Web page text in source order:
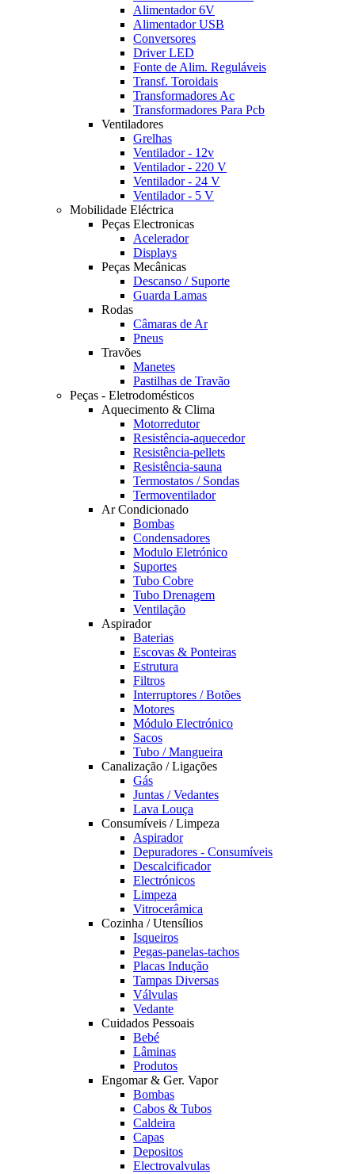
Alimentador 6V
Alimentador USB
Conversores
Driver LED
Fonte de Alim. Reguláveis
Transf. Toroidais
Transformadores Ac
Transformadores Para Pcb
Ventiladores
Grelhas
Ventilador - 12v
Ventilador - 220 V
Ventilador - 24 V
Ventilador - 5 V
Mobilidade Eléctrica
Peças Electronicas
Acelerador
Displays
Peças Mecânicas
Descanso / Suporte
Guarda Lamas
Rodas
Câmaras de Ar
Pneus
Travões
Manetes
Pastilhas de Travão
Peças - Eletrodomésticos
Aquecimento & Clima
Motorredutor
Resistência-aquecedor
Resistência-pellets
Resistência-sauna
Termostatos / Sondas
Termoventilador
Ar Condicionado
Bombas
Condensadores
Modulo Eletrónico
Suportes
Tubo Cobre
Tubo Drenagem
Ventilação
Aspirador
Baterias
Escovas & Ponteiras
Estrutura
Filtros
Interruptores / Botões
Motores
Módulo Electrónico
Sacos
Tubo / Mangueira
Canalização / Ligações
Gás
Juntas / Vedantes
Lava Louça
Consumíveis / Limpeza
Aspirador
Depuradores - Consumíveis
Descalcificador
Electrónicos
Limpeza
Vitrocerâmica
Cozinha / Utensílios
Isqueiros
Pegas-panelas-tachos
Placas Indução
Tampas Diversas
Válvulas
Vedante
Cuidados Pessoais
Bebé
Lâminas
Produtos
Engomar & Ger. Vapor
Bombas
Cabos & Tubos
Caldeira
Capas
Depositos
Electrovalvulas